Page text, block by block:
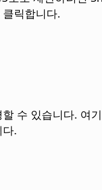
릭합니다.
수 있습니다. 여
.